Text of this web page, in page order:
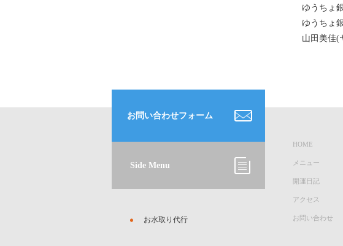
ゆうちょ
ゆうち
山田美佳(
お問い合わせフォーム
Side Menu
お水取り代行
HOME
メニュー
開運日記
アクセス
お問い合わせ